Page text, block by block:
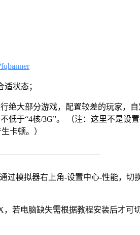
状态；
绝大部分游戏，配置较差的玩家，自
低于“4核/3G”。 （注：这里不是设
卡顿。）
过模拟器右上角-设置中心-性能，切
，若电脑缺失需根据教程安装后才可